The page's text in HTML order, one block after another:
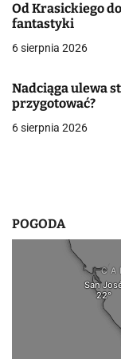
a
w
i
s
Od Krasickiego
fantastyki
6 sierpnia 2026
Nadciąga ulewa
przygotować?
6 sierpnia 2026
POGODA